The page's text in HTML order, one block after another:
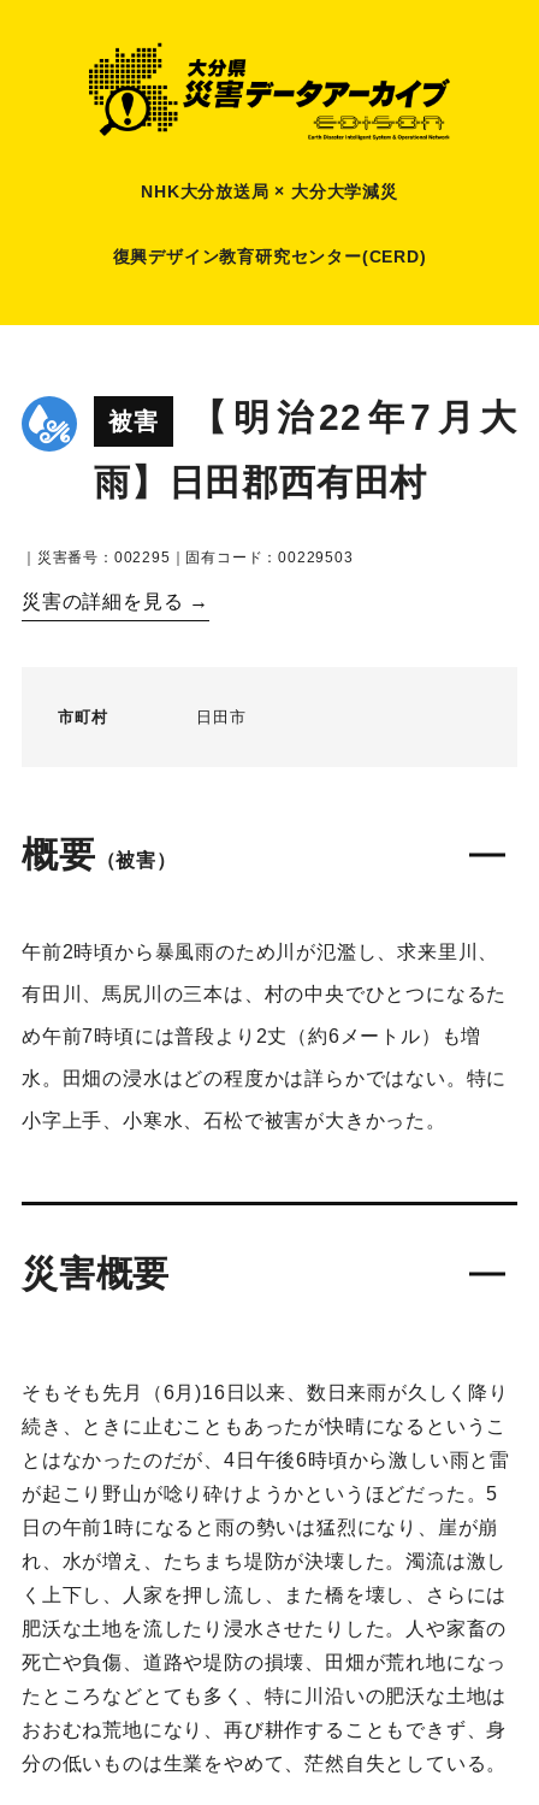
NHK大分放送局 × 大分大学減災
復興デザイン教育研究センター(CERD)
被害
【明治22年7月大
雨】日田郡西有田村
｜災害番号：002295｜固有コード：00229503
災害の詳細を見る →
市町村 日田市
概要 （被害）
午前2時頃から暴風雨のため川が氾濫し、求来里川、
有田川、馬尻川の三本は、村の中央でひとつになるた
め午前7時頃には普段より2丈（約6メートル）も増
水。田畑の浸水はどの程度かは詳らかではない。特に
小字上手、小寒水、石松で被害が大きかった。
災害概要
そもそも先月（6月)16日以来、数日来雨が久しく降り
続き、ときに止むこともあったが快晴になるというこ
とはなかったのだが、4日午後6時頃から激しい雨と雷
が起こり野山が唸り砕けようかというほどだった。5
日の午前1時になると雨の勢いは猛烈になり、崖が崩
れ、水が増え、たちまち堤防が決壊した。濁流は激し
く上下し、人家を押し流し、また橋を壊し、さらには
肥沃な土地を流したり浸水させたりした。人や家畜の
死亡や負傷、道路や堤防の損壊、田畑が荒れ地になっ
たところなどとても多く、特に川沿いの肥沃な土地は
おおむね荒地になり、再び耕作することもできず、身
分の低いものは生業をやめて、茫然自失としている。